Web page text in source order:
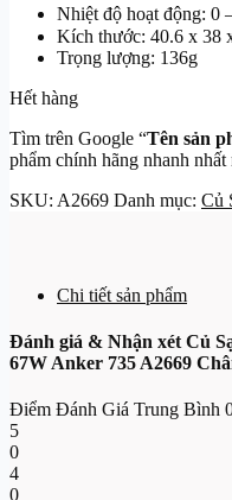
Nhiệt độ hoạt động: 0
Kích thước: 40.6 x 38
Trọng lượng: 136g
Hết hàng
Tìm trên Google “Tên sản
phẩm chính hãng nhanh nhất
SKU: A2669 Danh mục: Củ
Chi tiết sản phẩm
Đánh giá & Nhận xét Củ
67W Anker 735 A2669
Điểm Đánh Giá Trung Bình
5
0
4
0